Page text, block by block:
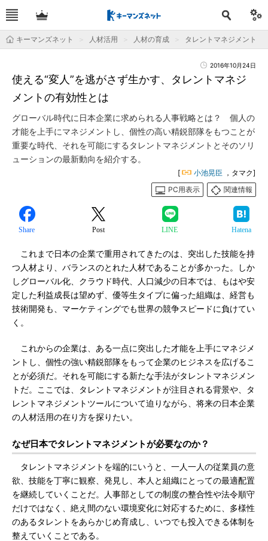
キーマンズネット 人材活用 人材の育成 タレントマネジメント
2016年10月24日
使える“変人”を逃がさず生かす、タレントマネジ
メントの有効性とは
グローバル時代に日本企業に求められる人事戦略とは？ 個人の
才能を上手にマネジメントし、個性の高い精鋭部隊をもつことが
重要な時代、それを可能にするタレントマネジメントとそのソリ
ューションの最新動向を紹介する。
[ 小池晃臣 ，タマク]
PC用表示
関連情報
Share Post LINE Hatena
これまで日本の企業で重用されてきたのは、突出した技能を持
つ人材より、バランスのとれた人材であることが多かった。しか
しグローバル化、クラウド時代、人口減少の日本では、もはや安
定した利益成長は望めず、優等生タイプに偏った組織は、経営も
技術開発も、マーケティングでも世界の競争スピードに負けてい
く。
これからの企業は、ある一点に突出した才能を上手にマネジメ
ントし、個性の強い精鋭部隊をもって企業のヒジネスを広げるこ
とが必須だ。それを可能にする新たな手法がタレントマネジメン
トだ。ここでは、タレントマネジメントが注目される背景や、タ
レントマネジメントツールについて迫りながら、将来の日本企業
の人材活用の在り方を探りたい。
なぜ日本でタレントマネジメントが必要なのか？
タレントマネジメントを端的にいうと、一人一人の従業員の意
欲、技能を丁寧に観察、発見し、本人と組織にとっての最適配置
を継続していくことだ。人事部としての制度の整合性や法令順守
だけではなく、絶え間のない環境変化に対応するために、多様性
のあるタレントをあらかじめ育成し、いつでも投入できる体制を
整えていくことである。